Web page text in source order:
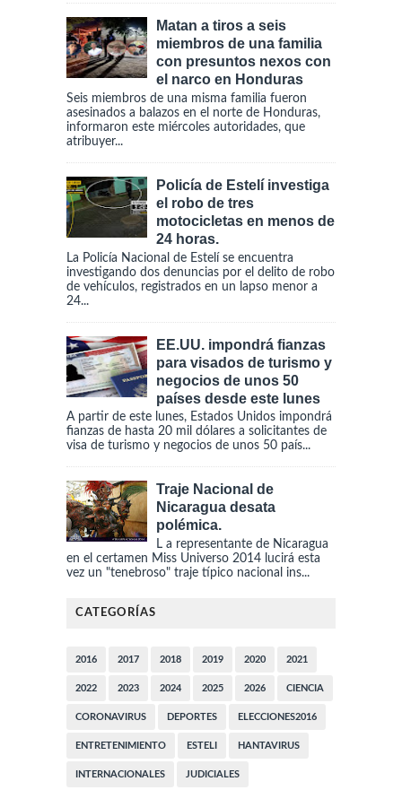
Matan a tiros a seis
miembros de una familia
con presuntos nexos con
el narco en Honduras
Seis miembros de una misma familia fueron
asesinados a balazos en el norte de Honduras,
informaron este miércoles autoridades, que
atribuyer...
Policía de Estelí investiga
el robo de tres
motocicletas en menos de
24 horas.
La Policía Nacional de Estelí se encuentra
investigando dos denuncias por el delito de robo
de vehículos, registrados en un lapso menor a
24...
EE.UU. impondrá fianzas
para visados de turismo y
negocios de unos 50
países desde este lunes
A partir de este lunes, Estados Unidos impondrá
fianzas de hasta 20 mil dólares a solicitantes de
visa de turismo y negocios de unos 50 país...
Traje Nacional de
Nicaragua desata
polémica.
L a representante de Nicaragua
en el certamen Miss Universo 2014 lucirá esta
vez un "tenebroso" traje típico nacional ins...
CATEGORÍAS
2016 2017 2018 2019 2020 2021
2022 2023 2024 2025 2026 CIENCIA
CORONAVIRUS DEPORTES ELECCIONES2016
ENTRETENIMIENTO ESTELI HANTAVIRUS
INTERNACIONALES JUDICIALES